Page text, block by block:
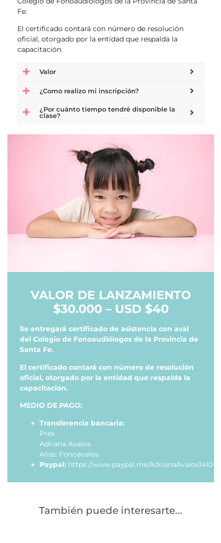
Fe.
El certificado contará con número de resolución
oficial, otorgado por la entidad que respalda la
capacitación.
Valor
¿Como realizo mi inscripción?
¿Por cuánto tiempo tendré disponible la
clase?
VALOR DE LANZAMIENTO
$30.000 – USD $40
Se entregará certificado de asistencia con aval
del Colegio de Fonoaudiólogos de la Provincia de
Santa Fe.
El certificado contará con número de resolución
oficial, otorgado por la entidad que respalda la
capacitación.
MEDIO DE PAGO:
Transferencia bancaria:
Prex
Adriana Avalos
Alias: Fonoavalos
Paypal: https://www.paypal.me/AdrianaAvalos1410
También puede interesarte...